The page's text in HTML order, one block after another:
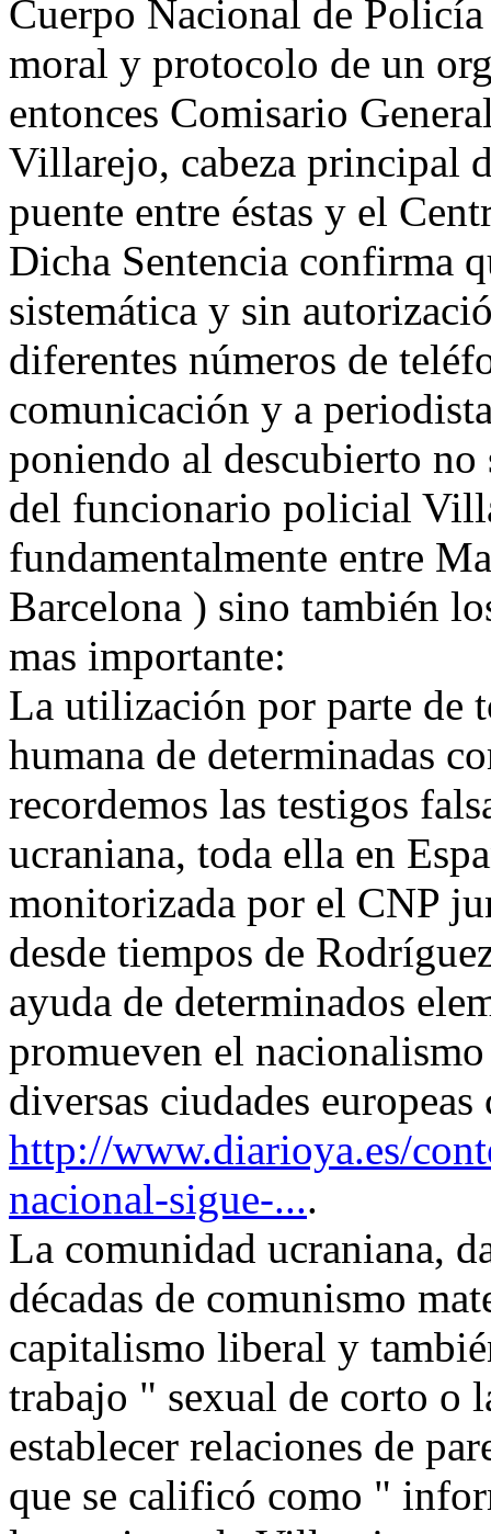
Cuerpo Nacional de
moral y protocolo de un
entonces Comisario
Villarejo, cabeza principal
puente entre éstas y el
Dicha Sentencia confirma
sistemática y sin
diferentes números de
comunicación y a
poniendo al descubierto
del funcionario policial
fundamentalmente entre
Barcelona ) sino también
mas importante:
La utilización por parte de
humana de determinadas
recordemos las testigos
ucraniana, toda ella en
monitorizada por el CNP
desde tiempos de
ayuda de determinados
promueven el
diversas ciudades
http://www.diarioya.es/
nacional-sigue-....
La comunidad ucraniana,
décadas de comunismo
capitalismo liberal y
trabajo " sexual de corto o
establecer relaciones de
que se calificó como "